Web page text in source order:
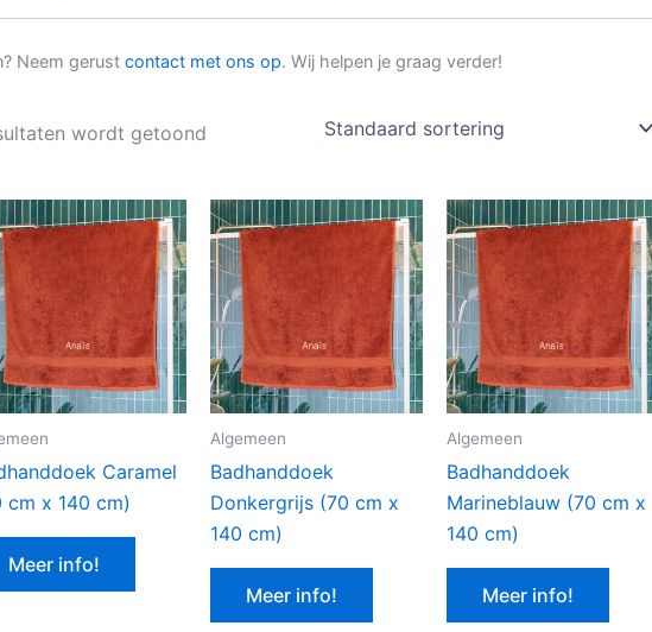
Neem gerust contact met ons op. Wij helpen je graag verder!
wordt getoond
Caramel
cm x 140 cm)
Meer info!
Algemeen
Badhanddoek
Donkergrijs (70 cm x
140 cm)
Meer info!
Algemeen
Badhanddoek
Marineblauw (70 cm x
140 cm)
Meer info!